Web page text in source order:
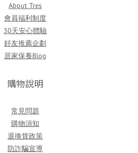
About Tres
會員福利制度
30天安心體驗
好友推薦企劃
居家保養Blog
購物說明
常見問題
購物須知
退換貨政策
防詐騙宣導